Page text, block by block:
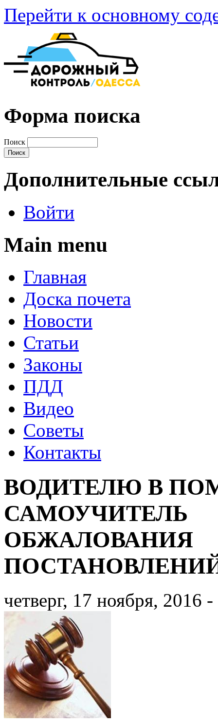
Перейти к основному
Форма поиска
Поиск
Дополнительные
Войти
Main menu
Главная
Доска почета
Новости
Статьи
Законы
ПДД
Видео
Советы
Контакты
ВОДИТЕЛЮ В
САМОУЧИТЕЛЬ
ОБЖАЛОВАНИЯ
четверг, 17 ноября, 2016